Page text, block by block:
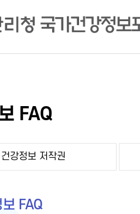
FAQ
건강정보 저작권
FAQ